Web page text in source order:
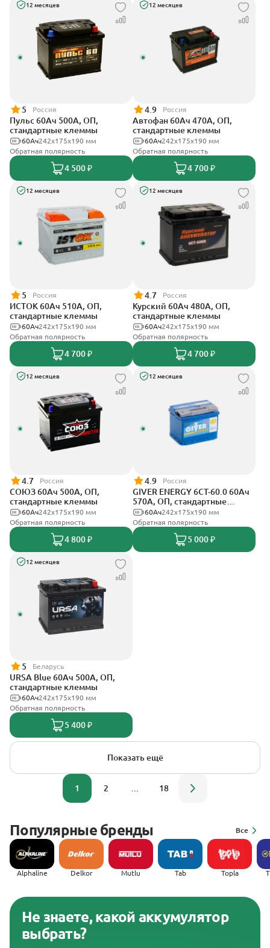
12 месяцев
5 Россия
Пульс 60Ач 500А, ОП,
стандартные клеммы
242x175x190 мм
60Ач
Обратная полярность
4 500 ₽
12 месяцев
4.9 Россия
Автофан 60Ач 470А, ОП,
стандартные клеммы
242х175х190 мм
60Ач
Обратная полярность
4 700 ₽
12 месяцев
5 Россия
ИСТОК 60Ач 510А, ОП,
стандартные клеммы
242x175x190 мм
60Ач
Обратная полярность
4 700 ₽
12 месяцев
4.7 Россия
Курский 60Ач 480А, ОП,
стандартные клеммы
242x175x190 мм
60Ач
Обратная полярность
4 700 ₽
12 месяцев
4.7 Россия
СОЮЗ 60Ач 500А, ОП,
стандартные клеммы
242x175x190 мм
60Ач
Обратная полярность
4 800 ₽
12 месяцев
4.9 Россия
GIVER ENERGY 6СТ-60.0 60Ач
570А, ОП, стандартные
клеммы242х175х190 мм
60Ач
Обратная полярность
5 000 ₽
12 месяцев
5 Беларусь
URSA Blue 60Ач 500А, ОП,
стандартные клеммы
242х175х190 мм
60Ач
Обратная полярность
5 400 ₽
Показать ещё
1 2 18
Популярные бренды Все
Alphaline Delkor Mutlu Tab Topla
Не знаете, какой аккумулятор
выбрать?